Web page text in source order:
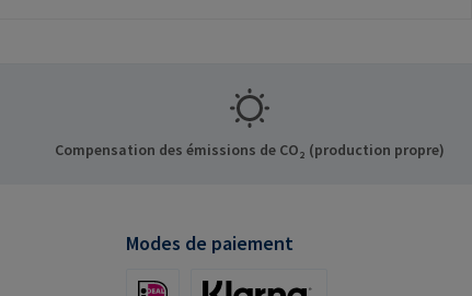
Compensation des émissions de CO₂ (production propre)
Modes de paiement